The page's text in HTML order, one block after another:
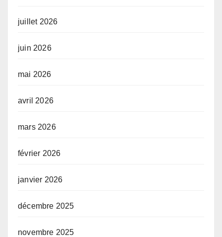
juillet 2026
juin 2026
mai 2026
avril 2026
mars 2026
février 2026
janvier 2026
décembre 2025
novembre 2025